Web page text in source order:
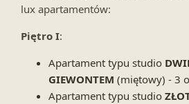
lux apartamentów:
Piętro I:
Apartament typu studio
GIEWONTEM (miętowy) - 3
Apartament typu studio